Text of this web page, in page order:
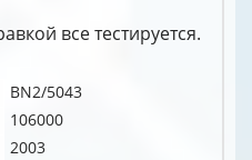
все тестируется.
BN2/5043
106000
2003